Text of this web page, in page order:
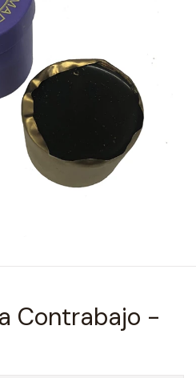
Contrabajo -